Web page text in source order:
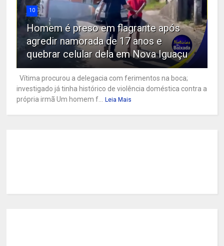
10
Homem é preso em flagrante após
agredir namorada de 17 anos e
quebrar celular dela em Nova Iguaçu
Vítima procurou a delegacia com ferimentos na boca;
investigado já tinha histórico de violência doméstica contra a
própria irmã Um homem f...
Leia Mais